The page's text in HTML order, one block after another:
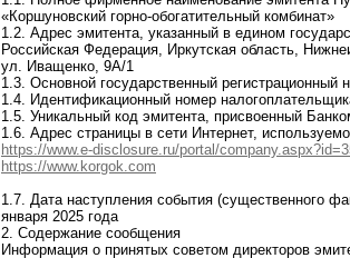
«Коршуновский горно-обогатительный комбинат»
1.2. Адрес эмитента, указанный в едином
Российская Федерация, Иркутская область,
ул. Иващенко, 9А/1
1.3. Основной государственный
1.4. Идентификационный номер
1.5. Уникальный код эмитента, присвоенный
1.6. Адрес страницы в сети Интернет,
https://www.e-disclosure.ru/portal/
https://www.korgok.com
1.7. Дата наступления события (существенного
января 2025 года
2. Содержание сообщения
Информация о принятых советом директоров